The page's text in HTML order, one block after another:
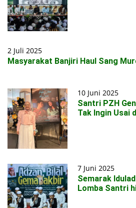
2 Juli 2025
Masyarakat Banjiri Haul Sang
10 Juni 2025
Santri PZH
Tak Ingin Usai
7 Juni 2025
Semarak
Lomba Santri